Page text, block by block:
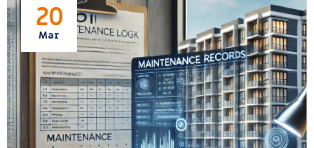
20
Mar